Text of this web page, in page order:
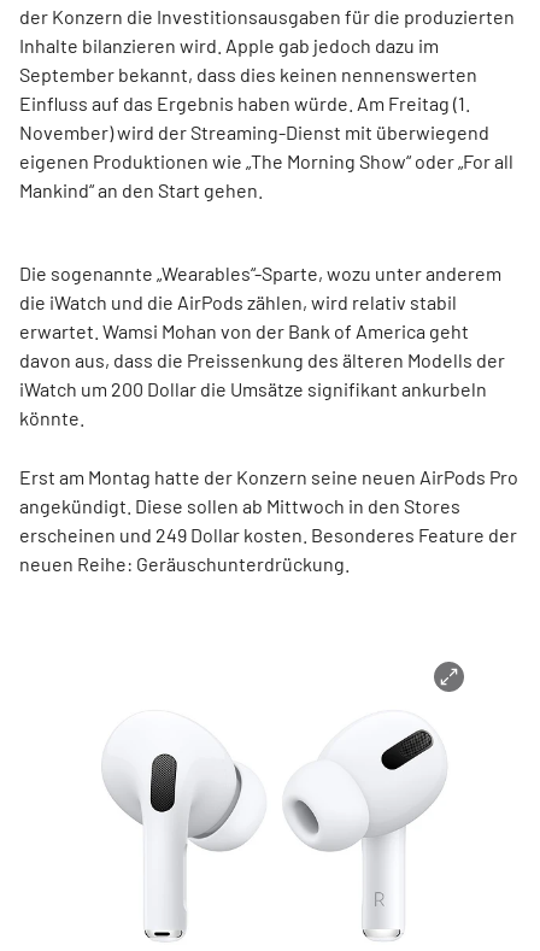
der Konzern die Investitionsausgaben für die produzierten
Inhalte bilanzieren wird. Apple gab jedoch dazu im
September bekannt, dass dies keinen nennenswerten
Einfluss auf das Ergebnis haben würde. Am Freitag (1.
November) wird der Streaming-Dienst mit überwiegend
eigenen Produktionen wie „The Morning Show“ oder „For all
Mankind“ an den Start gehen.
Die sogenannte „Wearables“-Sparte, wozu unter anderem
die iWatch und die AirPods zählen, wird relativ stabil
erwartet. Wamsi Mohan von der Bank of America geht
davon aus, dass die Preissenkung des älteren Modells der
iWatch um 200 Dollar die Umsätze signifikant ankurbeln
könnte.
Erst am Montag hatte der Konzern seine neuen AirPods Pro
angekündigt. Diese sollen ab Mittwoch in den Stores
erscheinen und 249 Dollar kosten. Besonderes Feature der
neuen Reihe: Geräuschunterdrückung.